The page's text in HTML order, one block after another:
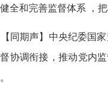
全和完善监督体系 ，
同期声】中央纪委国家
协调衔接，推动党内